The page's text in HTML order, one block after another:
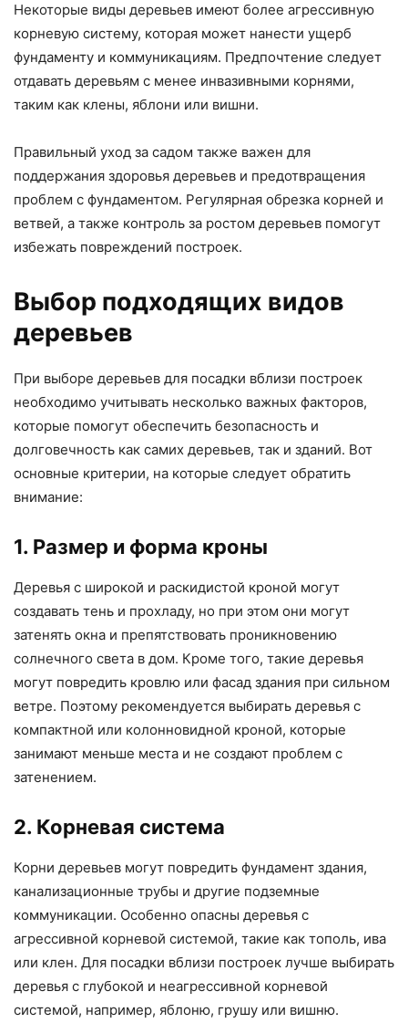
Некоторые виды деревьев имеют более агрессивную
корневую систему, которая может нанести ущерб
фундаменту и коммуникациям. Предпочтение следует
отдавать деревьям с менее инвазивными корнями,
таким как клены, яблони или вишни.
Правильный уход за садом также важен для
поддержания здоровья деревьев и предотвращения
проблем с фундаментом. Регулярная обрезка корней и
ветвей, а также контроль за ростом деревьев помогут
избежать повреждений построек.
Выбор подходящих видов
деревьев
При выборе деревьев для посадки вблизи построек
необходимо учитывать несколько важных факторов,
которые помогут обеспечить безопасность и
долговечность как самих деревьев, так и зданий. Вот
основные критерии, на которые следует обратить
внимание:
1. Размер и форма кроны
Деревья с широкой и раскидистой кроной могут
создавать тень и прохладу, но при этом они могут
затенять окна и препятствовать проникновению
солнечного света в дом. Кроме того, такие деревья
могут повредить кровлю или фасад здания при сильном
ветре. Поэтому рекомендуется выбирать деревья с
компактной или колонновидной кроной, которые
занимают меньше места и не создают проблем с
затенением.
2. Корневая система
Корни деревьев могут повредить фундамент здания,
канализационные трубы и другие подземные
коммуникации. Особенно опасны деревья с
агрессивной корневой системой, такие как тополь, ива
или клен. Для посадки вблизи построек лучше выбирать
деревья с глубокой и неагрессивной корневой
системой, например, яблоню, грушу или вишню.